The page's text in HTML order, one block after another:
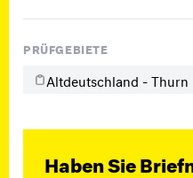
PRÜFGEBIETE
Altdeutschland - Thurn
Haben Sie